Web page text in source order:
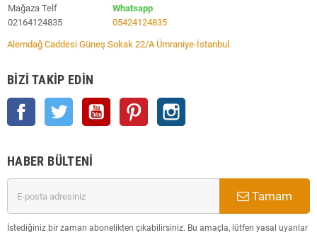
Mağaza Telf
02164124835
Whatsapp
05424124835
Alemdağ Caddesi Güneş Sokak 22/A Ümraniye-İstanbul
BIZI TAKIP EDIN
Facebook Twitter YouTube Pinterest
HABER BÜLTENI
Tamam
İstediğiniz bir zaman abonelikten çıkabilirsiniz. Bu amaçla, lütfen yasal uyarılar